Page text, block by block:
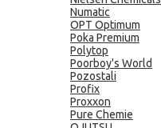
Numatic
OPT Optimum
Poka Premium
Polytop
Poorboy's World
Pozostali
Profix
Proxxon
Pure Chemie